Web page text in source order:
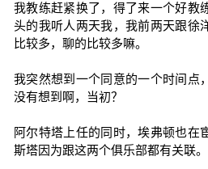
我教练赶紧换了，得了来一个好教
头的我听人两天我，我前两天跟徐
比较多，聊的比较多嘛。
我突然想到一个同意的一个时间点
没有想到啊，当初？
阿尔特塔上任的同时，埃弗顿也在
斯塔因为跟这两个俱乐部都有关联。